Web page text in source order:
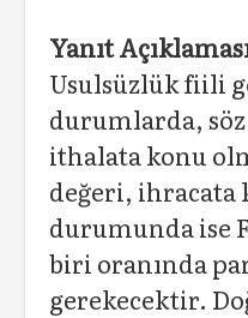
Yanıt
Usulsüzlük fiili
durumlarda,
ithalata konu
değeri, ihracata
durumunda ise
biri oranında
gerekecektir.